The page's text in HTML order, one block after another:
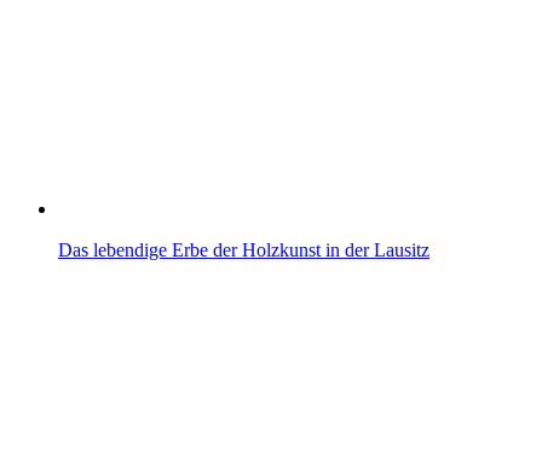
Das lebendige Erbe der Holzkunst in der Lausitz